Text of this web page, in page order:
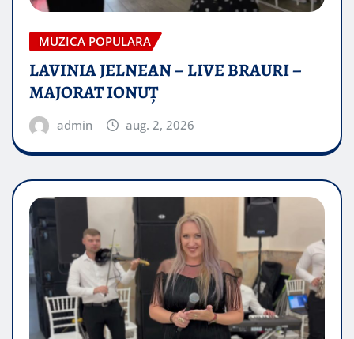
MUZICA POPULARA
LAVINIA JELNEAN – LIVE BRAURI –
MAJORAT IONUŢ
admin aug. 2, 2026